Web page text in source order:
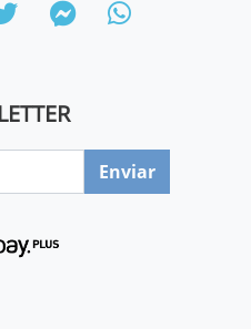
Enviar